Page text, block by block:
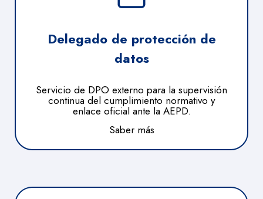
Delegado de protección de
datos
Servicio de DPO externo para la supervisión
continua del cumplimiento normativo y
enlace oficial ante la AEPD.
Saber más